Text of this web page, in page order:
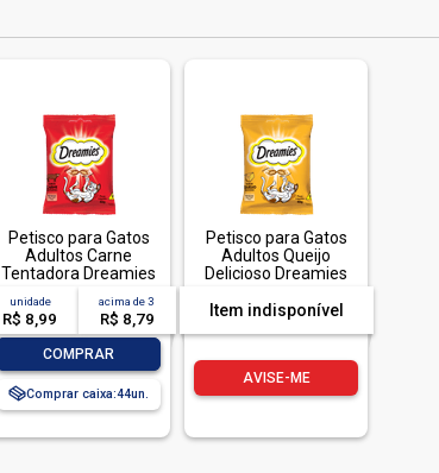
Petisco para Gatos
Adultos Carne
Tentadora Dreamies
Pacote 40g
unidade
R$ 8,99
acima de3
R$ 8,79
COMPRAR
Comprar caixa:44
Petisco para Gatos
Adultos Queijo
Delicioso Dreamies
Item indisponível
AVISE-ME